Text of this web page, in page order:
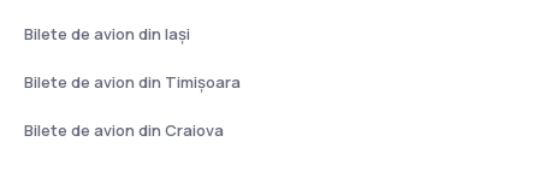
Bilete de avion din Iași
Bilete de avion din Timișoara
Bilete de avion din Craiova